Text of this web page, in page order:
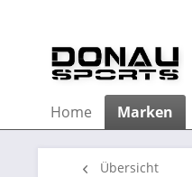
Home Marken
Übersicht